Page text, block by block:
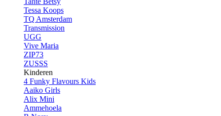
Tessa Koops
TQ Amsterdam
Transmission
UGG
Vive Maria
ZIP73
ZUSSS
Kinderen
4 Funky Flavours Kids
Aaiko Girls
Alix Mini
Ammehoela